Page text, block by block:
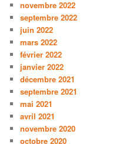
novembre 2022
septembre 2022
juin 2022
mars 2022
février 2022
janvier 2022
décembre 2021
septembre 2021
mai 2021
avril 2021
novembre 2020
octobre 2020